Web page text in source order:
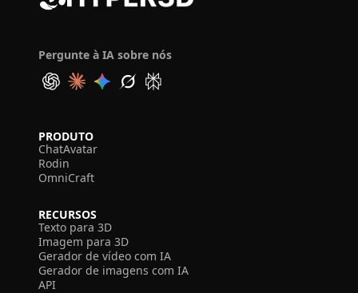
Pergunte à IA sobre nós
PRODUTO
ChatAvatar
Rodin
OmniCraft
RECURSOS
Texto para 3D
Imagem para 3D
Gerador de vídeo com IA
Gerador de imagens com IA
API